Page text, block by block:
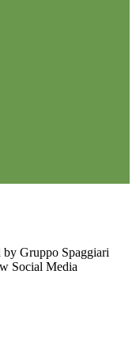
Gruppo Spaggiari
Social Media